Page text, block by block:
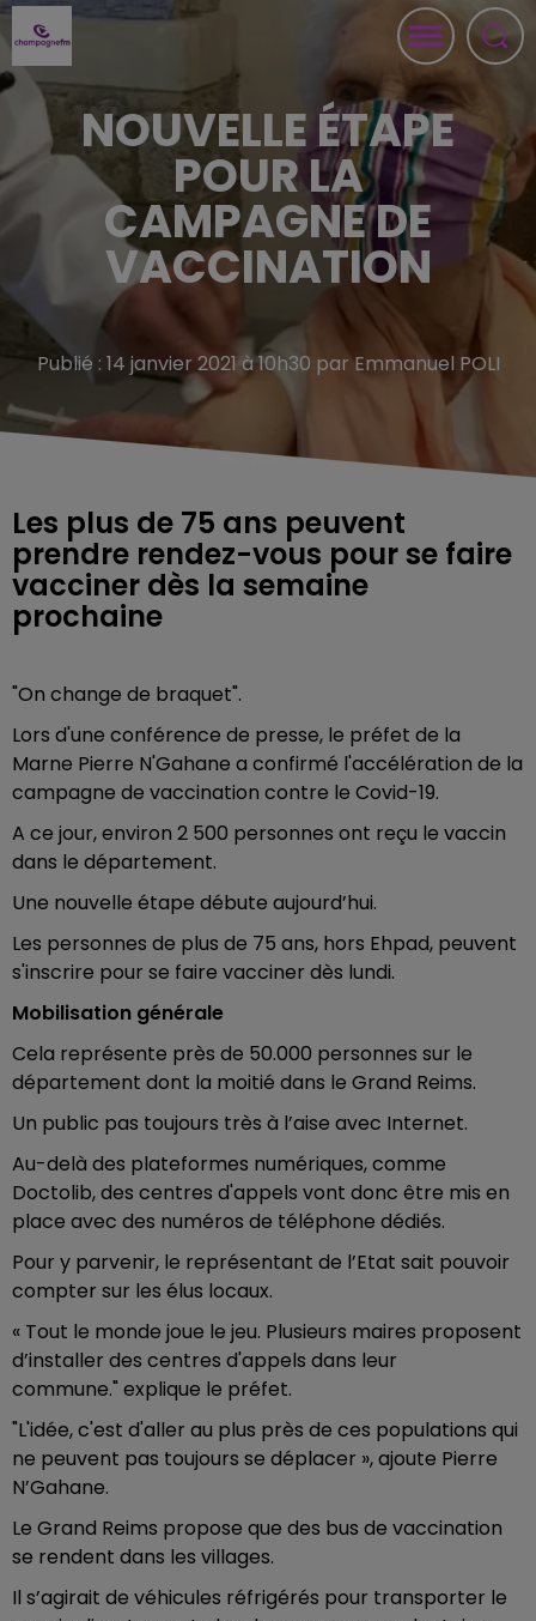
NOUVELLE ÉTAPE
POUR LA
CAMPAGNE DE
VACCINATION
Publié : 14 janvier 2021 à 10h30 par Emmanuel POLI
Les plus de 75 ans peuvent
prendre rendez-vous pour se faire
vacciner dès la semaine
prochaine
"On change de braquet".
Lors d'une conférence de presse, le préfet de la
Marne Pierre N'Gahane a confirmé l'accélération de la
campagne de vaccination contre le Covid-19.
A ce jour, environ 2 500 personnes ont reçu le vaccin
dans le département.
Une nouvelle étape débute aujourd’hui.
Les personnes de plus de 75 ans, hors Ehpad, peuvent
s'inscrire pour se faire vacciner dès lundi.
Mobilisation générale
Cela représente près de 50.000 personnes sur le
département dont la moitié dans le Grand Reims.
Un public pas toujours très à l’aise avec Internet.
Au-delà des plateformes numériques, comme
Doctolib, des centres d'appels vont donc être mis en
place avec des numéros de téléphone dédiés.
Pour y parvenir, le représentant de l’Etat sait pouvoir
compter sur les élus locaux.
« Tout le monde joue le jeu. Plusieurs maires proposent
d’installer des centres d'appels dans leur
commune." explique le préfet.
"L'idée, c'est d'aller au plus près de ces populations qui
ne peuvent pas toujours se déplacer », ajoute Pierre
N’Gahane.
Le Grand Reims propose que des bus de vaccination
se rendent dans les villages.
Il s’agirait de véhicules réfrigérés pour transporter le